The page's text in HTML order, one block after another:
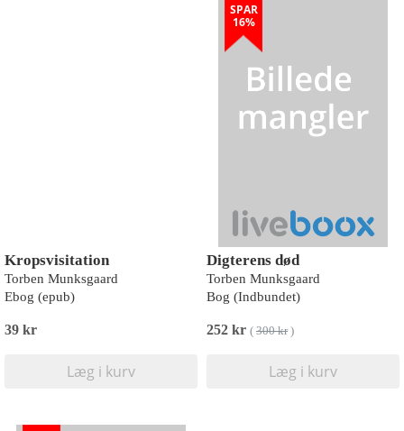
Kropsvisitation
Torben Munksgaard
Ebog (epub)
39 kr
Læg i kurv
SPAR
16%
Digterens død
Torben Munksgaard
Bog (Indbundet)
252 kr ( 300 kr)
Læg i kurv